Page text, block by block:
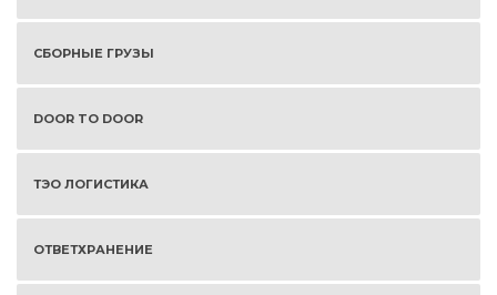
СБОРНЫЕ ГРУЗЫ
DOOR TO DOOR
ТЭО ЛОГИСТИКА
ОТВЕТХРАНЕНИЕ